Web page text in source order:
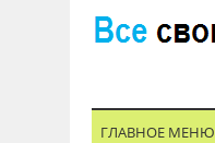
ГЛАВНОЕ МЕНЮ